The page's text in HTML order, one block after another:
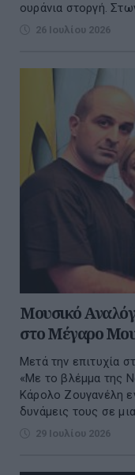
ουράνια στοργή.
26 Ιουλίου 2026
Μουσικό
στο Μέγαρο
Μετά την επιτυχία
«Με το βλέμμα της
Κάρολο Ζουγανέλη
δυνάμεις τους σε
29 Ιουλίου 2026